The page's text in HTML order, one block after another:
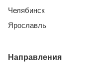
Челябинск
Ярославль
Направления